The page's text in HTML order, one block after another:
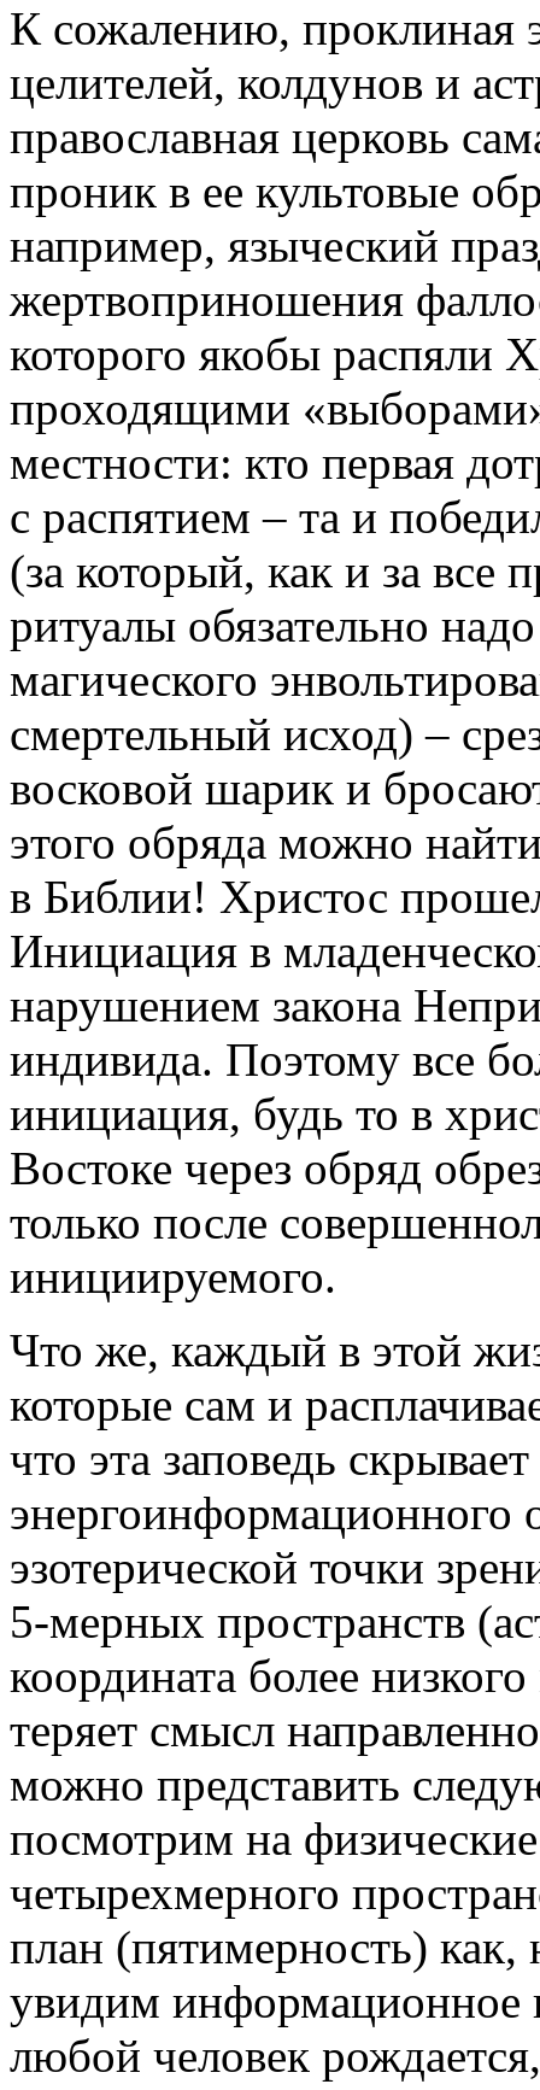
К сожалению, проклиная
целителей, колдунов и
православная церковь
проник в ее культовые
например, языческий
жертвоприношения
которого якобы распяли
проходящими
местности: кто первая
с распятием – та и
(за который, как и за все
ритуалы обязательно
магического
смертельный исход) –
восковой шарик и
этого обряда можно
в Библии! Христос
Инициация в
нарушением закона
индивида. Поэтому все
инициация, будь то в
Востоке через обряд
только после
инициируемого.
Что же, каждый в этой
которые сам и
что эта заповедь
энергоинформационного
эзотерической точки
5-мерных пространств
координата более
теряет смысл
можно представить
посмотрим на
четырехмерного
план (пятимерность) как,
увидим
любой человек